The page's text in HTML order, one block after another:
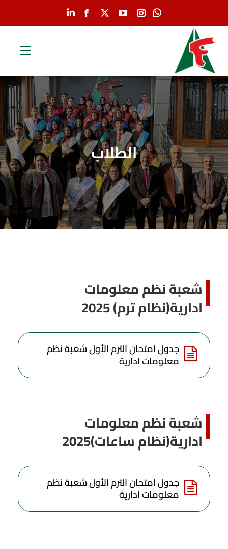
Whatsapp
page
window
Instagram
page
window
YouTube
page
window
page
window
Facebook
page
window
page
window
الطلاب
شعبة نظم معلومات
ادارية(نظام ترم) 2025
جدول امتحان الترم الأول شعبة نظم
معلومات ادارية
شعبة نظم معلومات
ادارية(نظام ساعات)2025
جدول امتحان الترم الأول شعبة نظم
معلومات ادارية